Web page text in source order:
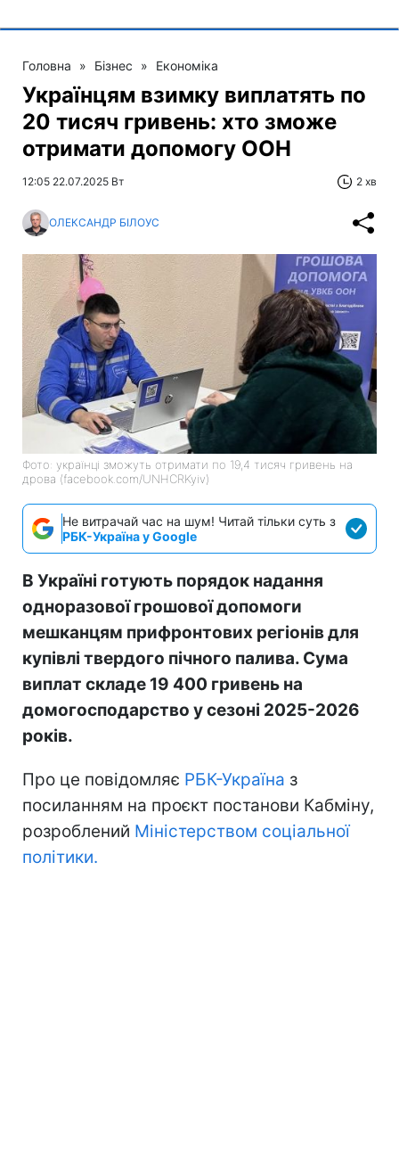
Головна » Бізнес » Економіка
Українцям взимку виплатять по
20 тисяч гривень: хто зможе
отримати допомогу ООН
12:05 22.07.2025 Вт 2 хв
ОЛЕКСАНДР БІЛОУС
Фото: українці зможуть отримати по 19,4 тисяч гривень на
дрова (facebook.com/UNHCRKyiv)
Не витрачай час на шум! Читай тільки суть з
РБК-Україна у Google
В Україні готують порядок надання
одноразової грошової допомоги
мешканцям прифронтових регіонів для
купівлі твердого пічного палива. Сума
виплат складе 19 400 гривень на
домогосподарство у сезоні 2025-2026
років.
Про це повідомляє РБК-Україна з
посиланням на проєкт постанови Кабміну,
розроблений Міністерством соціальної
політики.